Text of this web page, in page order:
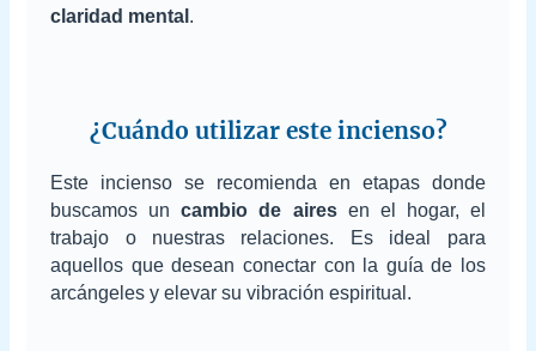
claridad mental .
¿Cuándo utilizar este incienso?
Este incienso se recomienda en etapas donde
buscamos uncambio de airesen el hogar, el
trabajo o nuestras relaciones. Es ideal para
aquellos que desean conectar con la guía de los
arcángeles y elevar su vibración espiritual.